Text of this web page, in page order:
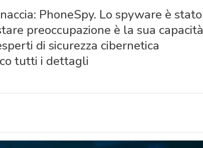
PhoneSpy. Lo spyware è stato
preoccupazione è la sua capacità
di sicurezza cibernetica
tutti i dettagli